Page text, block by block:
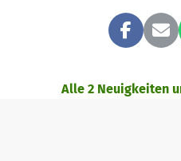
Alle 2 Neuigkeiten